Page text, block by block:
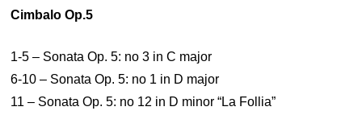
Cimbalo Op.5
1-5 – Sonata Op. 5: no 3 in C major
6-10 – Sonata Op. 5: no 1 in D major
11 – Sonata Op. 5: no 12 in D minor “La Follia”